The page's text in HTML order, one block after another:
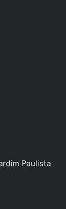
Paulista